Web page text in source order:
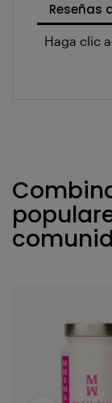
Reseñas
Haga clic